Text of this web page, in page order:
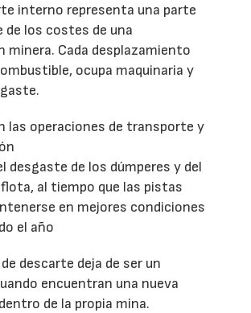
interno representa una parte
los costes de una
minera. Cada desplazamiento
ocupa maquinaria y
las operaciones de transporte y
desgaste de los dúmperes y del
al tiempo que las pistas
en mejores condiciones
el año
descarte deja de ser un
encuentran una nueva
de la propia mina.